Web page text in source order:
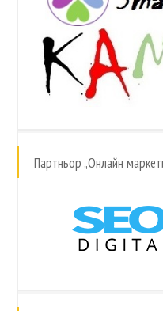
Партньор „Онлайн